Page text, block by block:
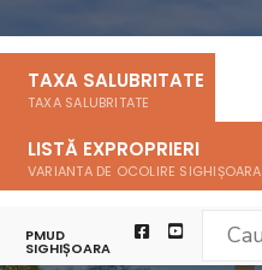
TAXA SALUBRITATE
TAXA SALUBRITATE
LISTĂ EXPROPRIERI
VARIANTA DE OCOLIRE SIGHIȘOARA
PMUD
SIGHIȘOARA